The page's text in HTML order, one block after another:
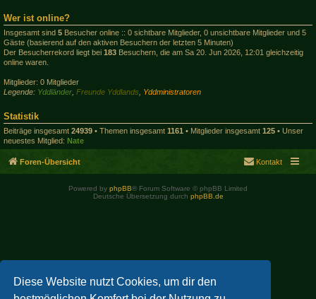
Diese Website nutzt Cookies, um dir den
Wer ist online?
Insgesamt sind 5 Besucher online :: 0 sichtbare Mitglieder, 0 unsichtbare Mitglieder und 5
Gäste (basierend auf den aktiven Besuchern der letzten 5 Minuten)
Der Besucherrekord liegt bei 183 Besuchern, die am Sa 20. Jun 2026, 12:01 gleichzeitig
online waren.
Mitglieder: 0 Mitglieder
Legende: Yddländer Freunde Yddlands Yddministratoren
Statistik
Beiträge insgesamt 24939 • Themen insgesamt 1161 • Mitglieder insgesamt 125 • Unser
neuestes Mitglied: Nate
Foren-Übersicht Kontakt
Powered by phpBB® Forum Software © phpBB Limited
Deutsche Übersetzung durch phpBB.de